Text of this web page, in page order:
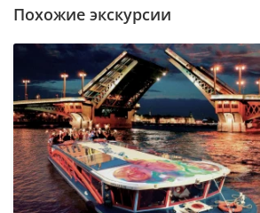
Похожие экскурсии